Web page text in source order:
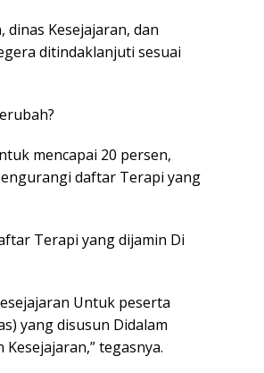
Kesejajaran, dan
ditindaklanjuti sesuai
mencapai 20 persen,
daftar Terapi yang
Terapi yang dijamin Di
Untuk peserta
yang disusun Didalam
tegasnya.